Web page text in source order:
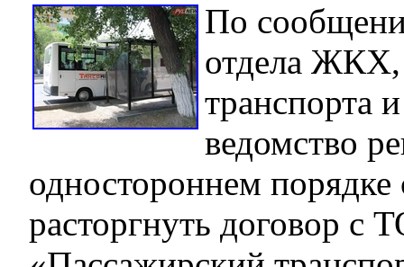
По
отдела ЖКХ,
транспорта
ведомство
одностороннем
расторгнуть договор с